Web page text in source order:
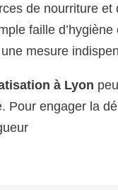
de nourriture
faille
mesure
à Lyon
Pour engager la